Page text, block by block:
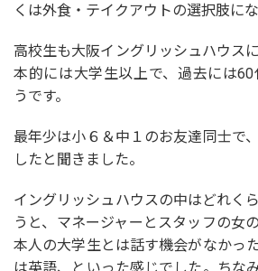
くは外食・テイクアウトの選択肢にな
高校生も大阪イングリッシュハウス
本的には大学生以上で、過去には
うです。
最年少は小６＆中１のお友達同士で
したと聞きました。
イングリッシュハウスの中はどれく
うと、マネージャーとスタッフの女
本人の大学生とは話す機会がなかっ